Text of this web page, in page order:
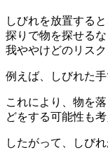
しびれを放置する
探りで物を探せる
我ややけどのリスク
例えば、しびれた
これにより、物を
どをする可能性も考
したがって、しび